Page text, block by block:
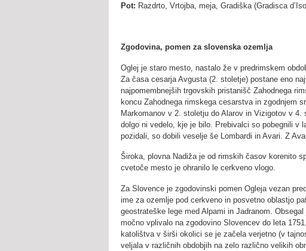
Pot: Razdrto, Vrtojba, meja, Gradiška (Gradisca
Zgodovina, pomen za slovenska ozemlja
Oglej je staro mesto, nastalo že v predrimskem
Za časa cesarja Avgusta (2. stoletje) postane eno
najpomembnejših trgovskih pristanišč Zahodnega
koncu Zahodnega rimskega cesarstva in zgodnjem
Markomanov v 2. stoletju do Alarov in Vizigotov v
dolgo ni vedelo, kje je bilo. Prebivalci so pobegnili v
pozidali, so dobili veselje še Lombardi in Avari. Z
Široka, plovna Nadiža je od rimskih časov korenito
cvetoče mesto je ohranilo le cerkveno vlogo.
Za Slovence je zgodovinski pomen Ogleja vezan
ime za ozemlje pod cerkveno in posvetno oblastjo
geostrateške lege med Alpami in Jadranom.
močno vplivalo na zgodovino Slovencev do leta
katolištva v širši okolici se je začela verjetno (v
veljala v različnih obdobjih na zelo različno velikih